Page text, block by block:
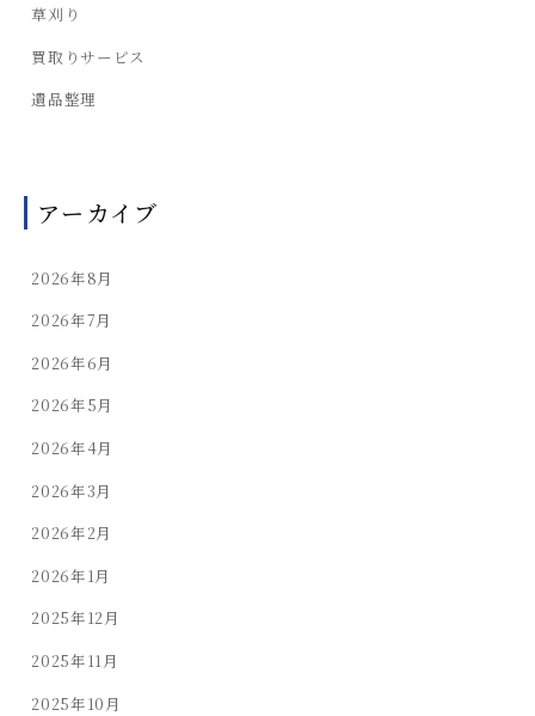
草刈り
買取りサービス
遺品整理
アーカイブ
2026年8月
2026年7月
2026年6月
2026年5月
2026年4月
2026年3月
2026年2月
2026年1月
2025年12月
2025年11月
2025年10月